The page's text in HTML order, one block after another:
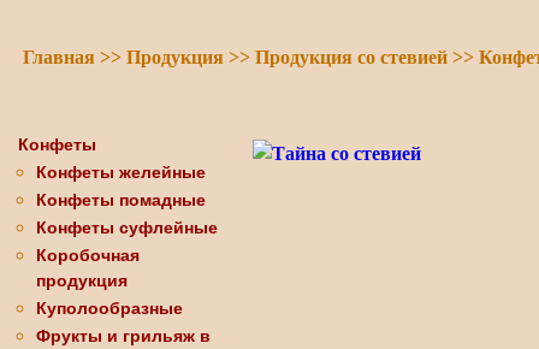
Главная >> Продукция >> Продукция со стевией >>
Конфеты
Конфеты желейные
Конфеты помадные
Конфеты суфлейные
Коробочная
продукция
Куполообразные
Фрукты и грильяж в